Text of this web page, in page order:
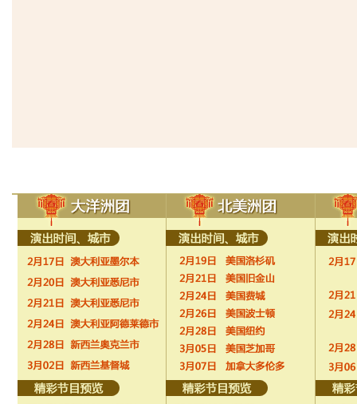
• 云南各民族集体舞 《祝福》
• 女子集体舞《祝福》
• 刘燕